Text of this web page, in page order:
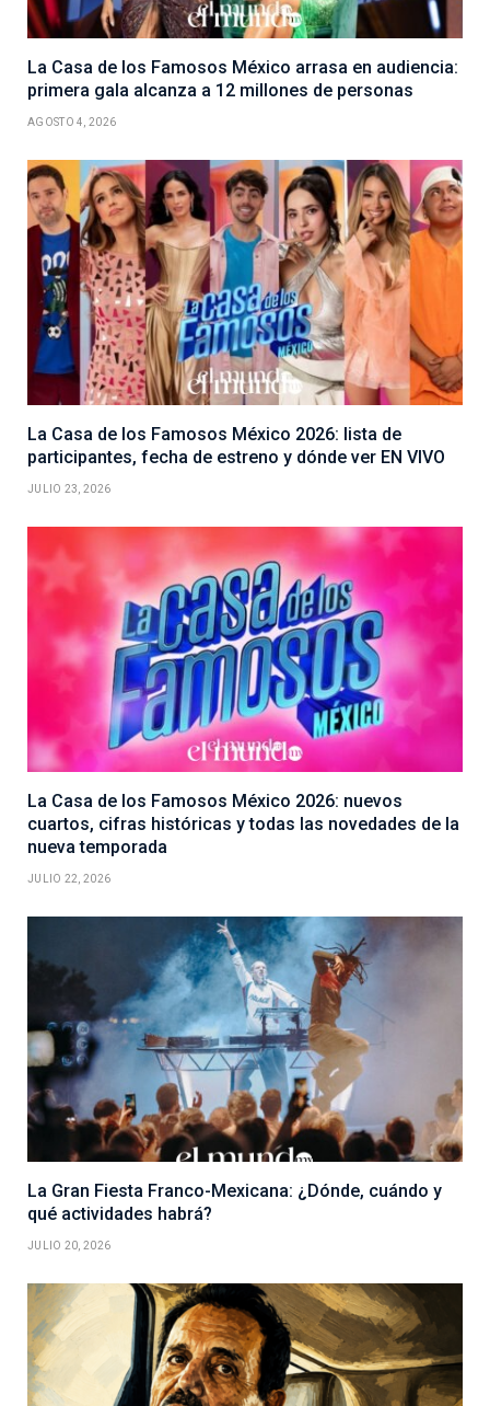
La Casa de los Famosos México arrasa en audiencia:
primera gala alcanza a 12 millones de personas
AGOSTO 4, 2026
La Casa de los Famosos México 2026: lista de
participantes, fecha de estreno y dónde ver EN VIVO
JULIO 23, 2026
La Casa de los Famosos México 2026: nuevos
cuartos, cifras históricas y todas las novedades de la
nueva temporada
JULIO 22, 2026
La Gran Fiesta Franco-Mexicana: ¿Dónde, cuándo y
qué actividades habrá?
JULIO 20, 2026